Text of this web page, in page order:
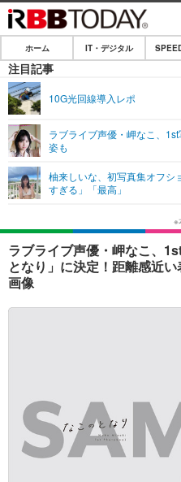
ホーム
IT・デジタル
ショッピング
SPEED TEST
エンタメ
エンタメTOP
音楽
ライフ
ライフTOP
ペット
リリース一覧
プッシュ通知の停止方法
ホーム IT・デジタル
注目記事
10G光回線導入レポ
ラブライブ声優・岬なこ、
姿も
柚来しいな、初写真集オフシ
すぎる」「最高」
ラブライブ声優・岬なこ、
となり」に決定！距離感近
画像